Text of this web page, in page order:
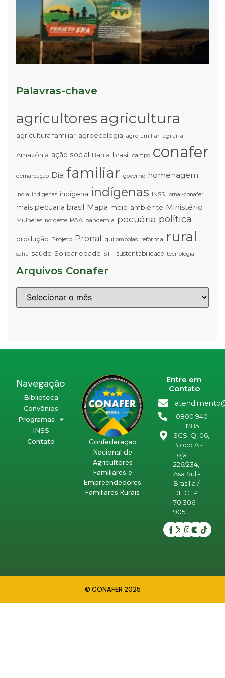
Palavras-chave
agricultores agricultura
agricultura familiar agroecologia agrofamiliar agrária
Amazônia ação social Bahia brasil campo conafer
demarcação Dia familiar governo homenagem
incra indigenas indígena indígenas INSS jornal-conafer
mais pecuaria brasil Mapa meio-ambiente Ministério
Mulheres nordeste PAA pandemia pecuária política
produção Projeto Pronaf quilombolas reforma rural
safra saúde Solidariedade STF sustentabilidade tecnologia
Arquivos Conafer
Navegação
Biblioteca
Convênios
Programas
INSS
Contato
Confederação
Nacional de
Agricultores
Familiares e
Empreendedores
Familiares Rurais
Entre em
Contato
0800 940
1285
SCS. Q. 06,
Bloco A -
Loja
226/234,
Asa Sul -
Brasília /
DF CEP:
70.306-
905
© CONAFER 2025